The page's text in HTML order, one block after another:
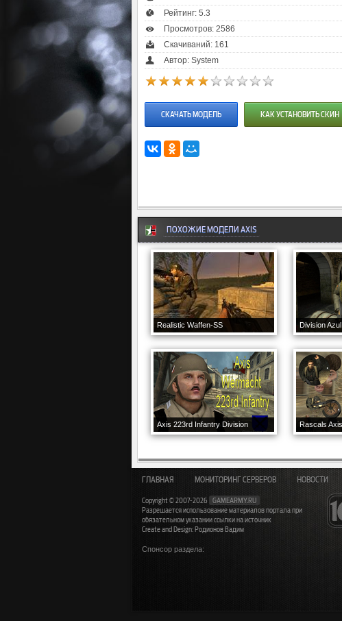
Рейтинг: 5.3
Просмотров: 2586
Скачиваний: 161
Автор: System
СКАЧАТЬ МОДЕЛЬ КАК УСТАНОВИТЬ СКИН
ПОХОЖИЕ МОДЕЛИ AXIS
Realistic Waffen-SS Division Azul
Axis 223rd Infantry Division
ГЛАВНАЯ МОНИТОРИНГ СЕРВЕРОВ НОВОСТИ
Copyright © 2007-2026
GAMEARMY.RU
Разрешается использование материалов портала при
обязательном указании ссылки на источник
Create and Design: Родионов Вадим
Спонсор раздела: